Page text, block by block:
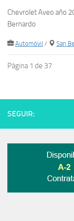
Chevrolet Aveo año
Bernardo
Automóvil / San
Página 1 de 37
SEGUIR: